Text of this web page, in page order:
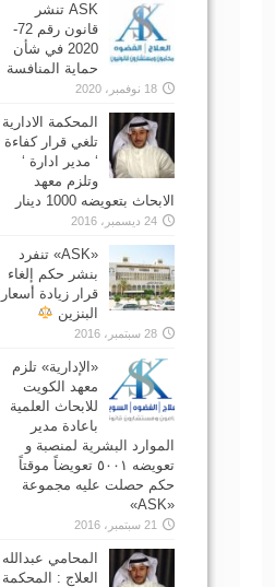
ASK تنشر
قانون رقم 72-
2020 في شأن
حماية المنافسة
18 نوفمبر، 2020
المحكمة الادارية
تلغي قرار كفاءة
‘ مدير ادارة ‘
وتلزم معهد
الابحاث بتعويضه 1000 دينار
24 ديسمبر، 2016
‏«ASK» تنفرد
بنشر حكم إلغاء
قرار زيادة أسعار
البنزين
28 سبتمبر، 2016
«الإدارية» تلزم
معهد الكويت
للابحاث العلمية
باعادة مدير
الموارد البشرية لمنصبة و
تعويضه ٥٠٠١ تعويضاً موقتاً
حكم حصلت عليه مجموعة
«ASK»
21 سبتمبر، 2016
المحامي عبدالله
العلاج : المحكمة